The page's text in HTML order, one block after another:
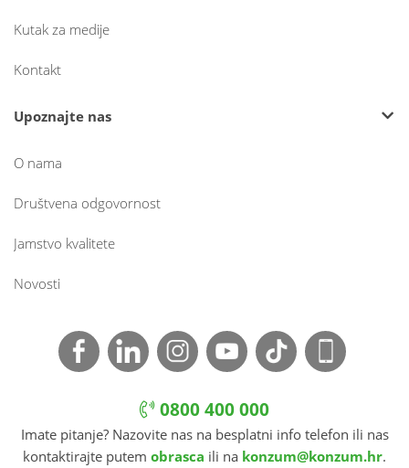
Kutak za medije
Kontakt
Upoznajte nas
O nama
Društvena odgovornost
Jamstvo kvalitete
Novosti
0800 400 000
Imate pitanje? Nazovite nas na besplatni info telefon ili nas
kontaktirajte putem obrasca ili na konzum@konzum.hr.